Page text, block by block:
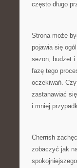
często długo
Strona może
pojawia się
sezon, budżet i
fazę tego
oczekiwań.
zastanawiać
i mniej
Cherrish
zobaczyć jak